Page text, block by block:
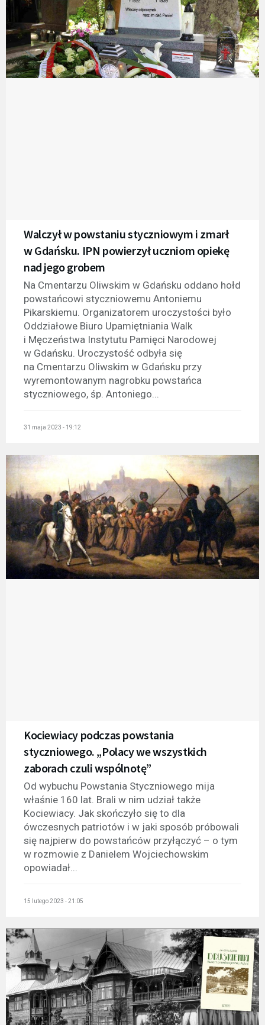
Walczył w powstaniu styczniowym i zmarł
w Gdańsku. IPN powierzył uczniom opiekę
nad jego grobem
Na Cmentarzu Oliwskim w Gdańsku oddano hołd
powstańcowi styczniowemu Antoniemu
Pikarskiemu. Organizatorem uroczystości było
Oddziałowe Biuro Upamiętniania Walk
i Męczeństwa Instytutu Pamięci Narodowej
w Gdańsku. Uroczystość odbyła się
na Cmentarzu Oliwskim w Gdańsku przy
wyremontowanym nagrobku powstańca
styczniowego, śp. Antoniego...
31 maja 2023 - 19:12
Kociewiacy podczas powstania
styczniowego. „Polacy we wszystkich
zaborach czuli wspólnotę”
Od wybuchu Powstania Styczniowego mija
właśnie 160 lat. Brali w nim udział także
Kociewiacy. Jak skończyło się to dla
ówczesnych patriotów i w jaki sposób próbowali
się najpierw do powstańców przyłączyć – o tym
w rozmowie z Danielem Wojciechowskim
opowiadał...
15 lutego 2023 - 21:05